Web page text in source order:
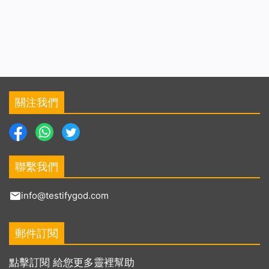
關注我們
聯繫我們
info@testifygod.com
郵件訂閱
點擊訂閱 給您更多靈裡幫助